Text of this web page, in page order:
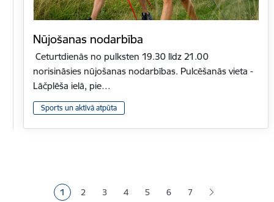
Nūjošanas nodarbība
Ceturtdienās no pulksten 19.30 līdz 21.00
norisināsies nūjošanas nodarbības. Pulcēšanās vieta -
Lāčplēša ielā, pie…
Sports un aktīvā atpūta
Pašreizējā lapa
1 Lapa
2 Lapa
3 Lapa
4 Lapa
5 Lapa
6 7